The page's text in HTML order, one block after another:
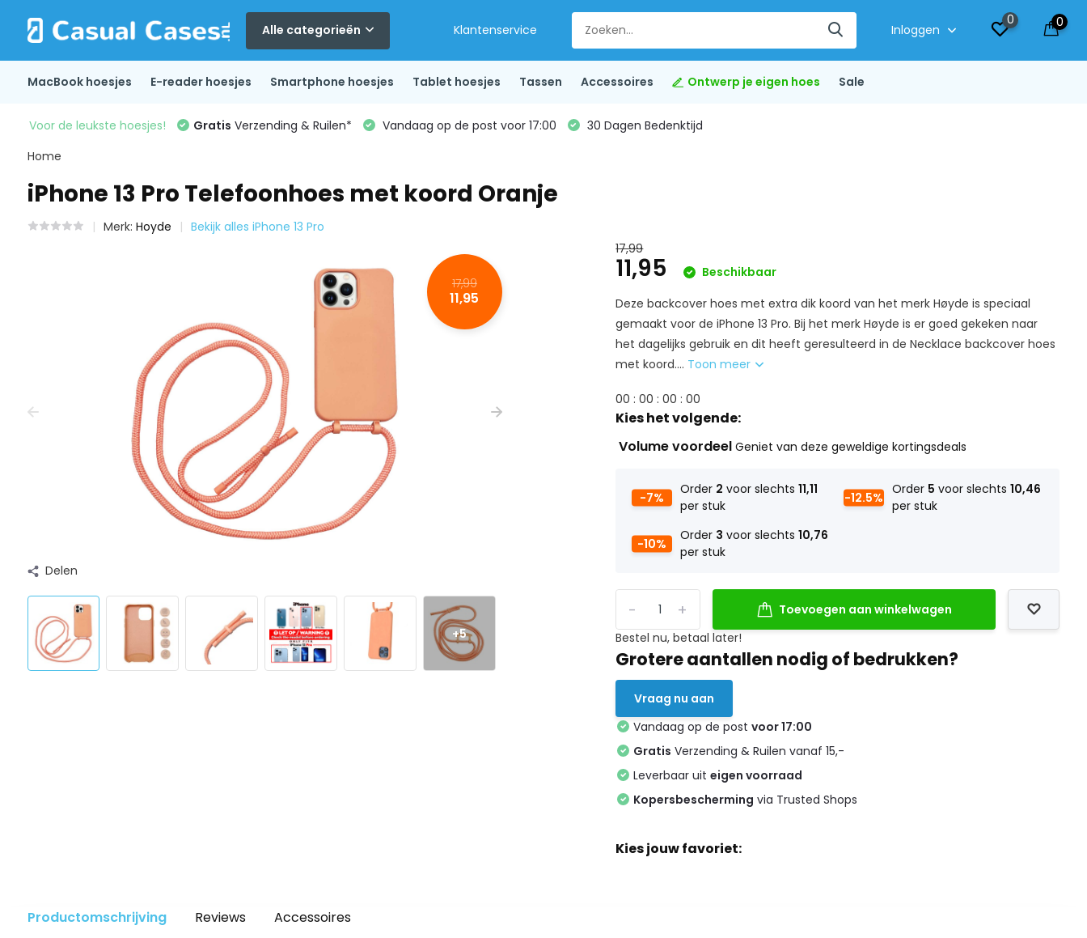
Alle categorieën Klantenservice Inloggen
0 0
MacBook hoesjes E-reader hoesjes Smartphone hoesjes Tablet hoesjes Tassen Accessoires Ontwerp je eigen hoes Sale
Voor de leukste hoesjes! Gratis Verzending & Ruilen* Vandaag op de post voor 17:00
30 Dagen Bedenktijd
Home
iPhone 13 Pro Telefoonhoes met koord Oranje
Merk: Hoyde Bekijk alles iPhone 13 Pro
17,99
11,95
Delen
+5
17,99
11,95
Beschikbaar
Deze backcover hoes met extra dik koord van het merk Høyde is speciaal
gemaakt voor de iPhone 13 Pro. Bij het merk Høyde is er goed gekeken naar
het dagelijks gebruik en dit heeft geresulteerd in de Necklace backcover hoes
met koord.... Toon meer
00 :00 :00 :00
Kies het volgende:
Volume voordeelGeniet van deze geweldige kortingsdeals
-7%
Order 2 voor slechts11,11
per stuk
-10%
Order 3 voor slechts10,76
per stuk
-12.5%
Order 5 voor slechts 10,46
per stuk
+
-
Toevoegen aan winkelwagen
Bestel nu, betaal later!
Grotere aantallen nodig of bedrukken?
Vraag nu aan
Vandaag op de postvoor 17:00
Gratis Verzending & Ruilen vanaf 15,-
Leverbaar uiteigen voorraad
Kopersbescherming via Trusted Shops
Kies jouw favoriet:
Productomschrijving Reviews Accessoires